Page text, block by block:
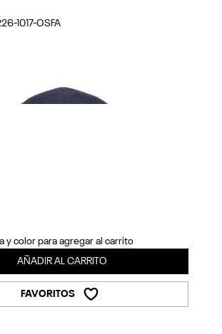
1017-OSFA
y color para agregar al carrito
AÑADIR AL CARRITO
FAVORITOS